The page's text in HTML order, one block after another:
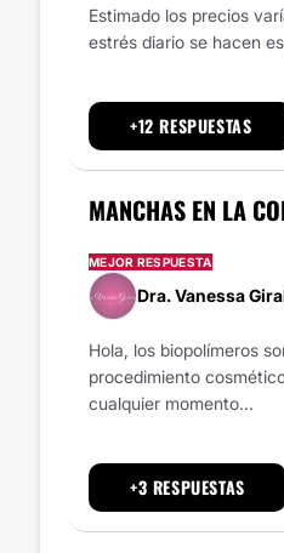
Estimado los precios
estrés diario se hacen
+12 RESPUESTAS
MANCHAS EN LA
MEJOR RESPUESTA
Dra. Vanessa
Hola, los biopolímeros
procedimiento
cualquier momento...
+3 RESPUESTAS